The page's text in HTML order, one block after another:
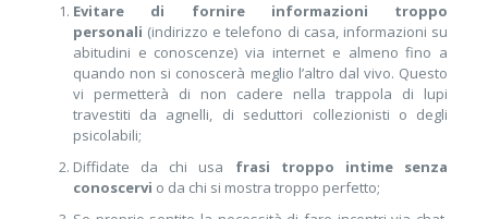
Evitare di fornire informazioni troppo
personali (indirizzo e telefono di casa, informazioni su
abitudini e conoscenze) via internet e almeno fino a
quando non si conoscerà meglio l’altro dal vivo. Questo
vi permetterà di non cadere nella trappola di lupi
travestiti da agnelli, di seduttori collezionisti o degli
psicolabili;
Diffidate da chi usa frasi troppo intime senza
conoscervi o da chi si mostra troppo perfetto;